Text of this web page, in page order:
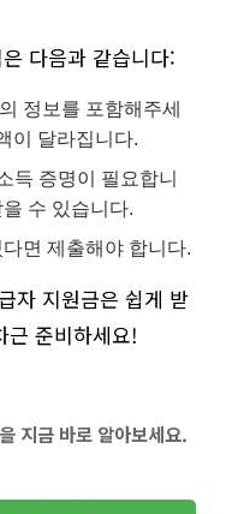
다음과 같습니다:
정보를 포함해주세
이 달라집니다.
득 증명이 필요합니
수 있습니다.
면 제출해야 합니다.
자 지원금은 쉽게 받
근 준비하세요!
지금 바로 알아보세요.